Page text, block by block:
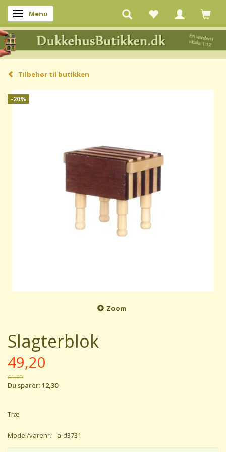
Skifte navigation
Menu
Tilbehør til butikken
-20%
Zoom
Slagterblok
49,20
61,50
Du sparer:12,30
Træ
Model/varenr.: a-d3731